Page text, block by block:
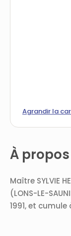
À propos
Maître SYLVIE
(LONS-LE-
1991, et
Agrandir la